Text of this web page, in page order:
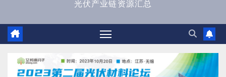
光伏产业链资源汇总